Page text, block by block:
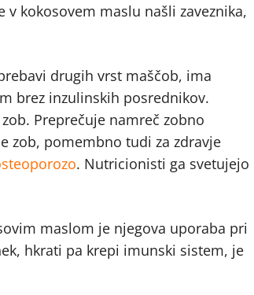
kokosovem maslu našli zaveznika,
drugih vrst maščob, ima
brez inzulinskih posrednikov.
Preprečuje namreč zobno
zob, pomembno tudi za zdravje
. Nutricionisti ga svetujejo
maslom je njegova uporaba pri
hkrati pa krepi imunski sistem, je